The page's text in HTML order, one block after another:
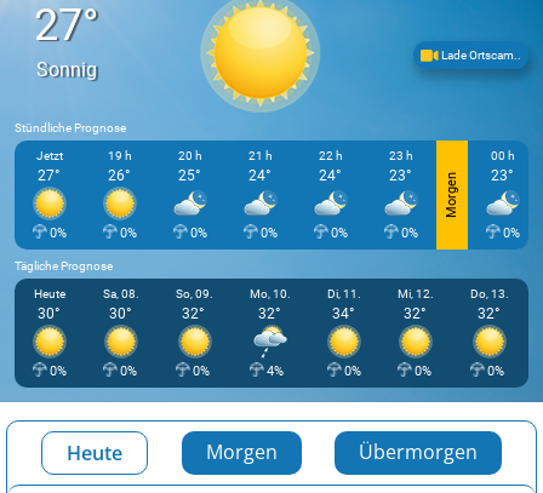
27°
Sonnig
Lade Ortscam..
Stündliche Prognose
Jetzt
27°
0%
19 h
26°
0%
20 h
25°
0%
21 h
24°
0%
22 h
24°
0%
23 h
23°
0%
Morgen
00 h
23°
0%
Tägliche Prognose
Heute
30°
0%
Sa, 08.
30°
0%
So, 09.
32°
0%
Mo, 10.
32°
4%
Di, 11.
34°
0%
Mi, 12.
32°
0%
Do, 13.
32°
0%
Heute Morgen Übermorgen